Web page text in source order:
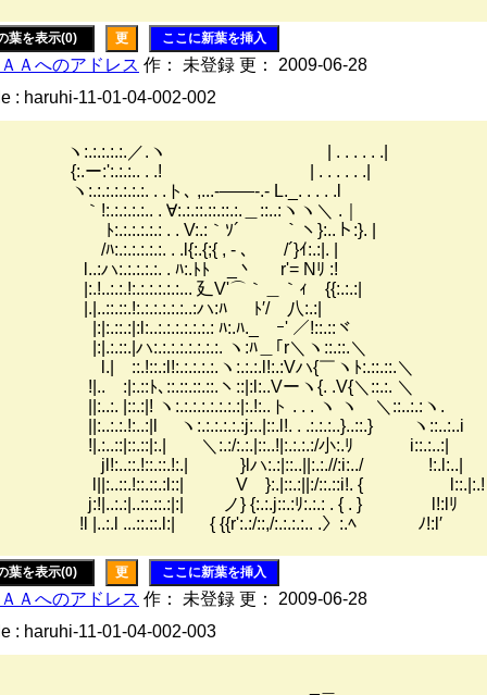
葉を表示(0) 更 ここに新葉を挿入
Ａへのアドレス 作： 未登録 更： 2009-06-28
: haruhi-11-01-04-002-002
:.:.:.:.:.／.ヽ | . . . . . .|
ー:':.:.:.. . .! | . . . . . .|
:.:.:.:.:.:.:. . .ト､ ,...-――‐.- L._. . . . .l
!:.:.:.:.:.. . ∀:.:.::.::.::.:.＿::..:ヽヽ＼ .｜
:.:.:.:.:.: . . V:.:｀ｿ´ ｀ヽ}:..ト:}. |
:.:.:.:.:.:. . .l{:.{;{ , - ､ /´}ｲ:.:|. |
ハ:.:.:.:.:. . ﾊ:.ﾄﾄ _丶 r'= Nﾘ :!
廴V'⌒｀＿｀ｨ {{:.:.:|
ハ:ﾊ ﾄ′/ 八:.:|
ﾊ:.ﾊ._ ｰ' ／!::.::ヾ
ハ:.:.:.:.:.:.:.:. ヽ:ﾊ＿｢r＼ヽ::.::.＼
::.!::.:l!:.:.:.:.:.ヽ:.:.:.l!:.:Vハ{￣ヽﾄ:.::.::.＼
:|:.::ﾄ､::.::.::.::.ヽ::|:l:..Vーヽ{. .V{＼::.:. ＼
|::.:|! ヽ:.:.:.:.:.:.:.:|:.!:..ト . . . ヽ ヽ ＼::..:.:ヽ.
ヽ:.:.:.:.:.:j:..|::.l!. . .:.:.:..}..::.} ヽ::..:..i
＼:.:/:.:.|::..!|:.:.:.:/小:.ﾘ i::.:..:|
}lハ:.:|::..||:.:.//:i:../ !:.l:..|
V }:.|::.:||:/::.::i!. { l::.|:.!
ノ} {:.:.j::.:ﾘ:.:.: . { . } l!:lﾘ
|..:.l ...::.::.l:| { {{r':.:/::,/:.:.:.:.. .〉:.ﾍ ﾉ!:l′
葉を表示(0) 更 ここに新葉を挿入
Ａへのアドレス 作： 未登録 更： 2009-06-28
: haruhi-11-01-04-002-003